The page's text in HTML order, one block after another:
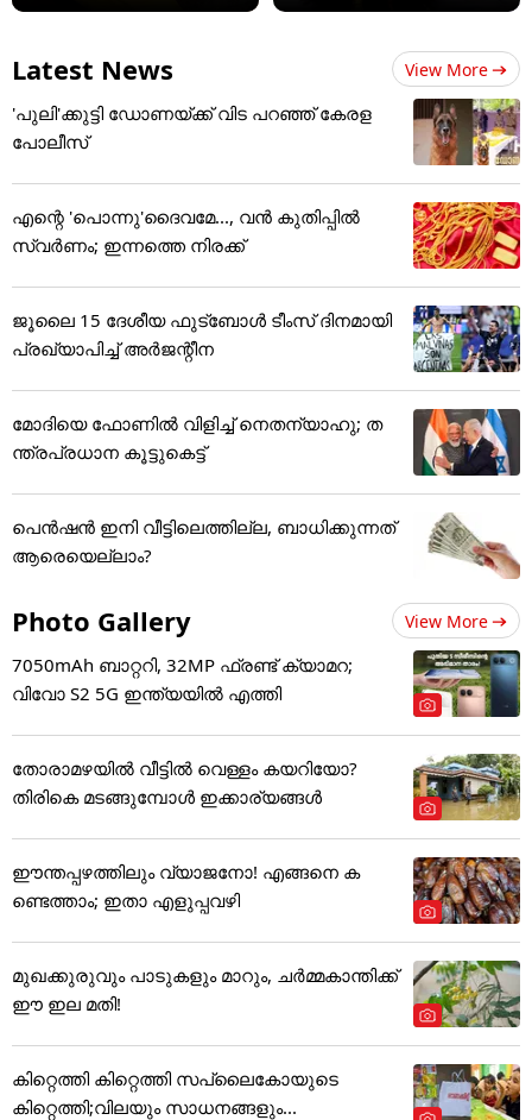
Latest News View More
'പുലി'ക്കുട്ടി ഡോണയ്ക്ക് വിട പറഞ്ഞ് കേരള
പോലീസ്
എന്റെ 'പൊന്നു'ദൈവമേ..., വൻ കുതിപ്പിൽ
സ്വർണം; ഇന്നത്തെ നിരക്ക്
ജൂ​ലൈ 15 ദേശീയ ഫുട്ബോൾ ടീംസ് ദിനമായി
പ്രഖ്യാപിച്ച് അ‌ർജന്റീന
മോദിയെ ഫോണിൽ വിളിച്ച് നെതന്യാഹു; ത
ന്ത്രപ്രധാന കൂട്ടുകെട്ട്
പെൻഷൻ ഇനി വീട്ടിലെത്തില്ല, ബാധിക്കുന്നത്
ആരെയെല്ലാം?
Photo Gallery View More
7050mAh ബാറ്ററി, 32MP ഫ്രണ്ട് ക്യാമറ;
വിവോ S2 5G ഇന്ത്യയിൽ എത്തി
തോരാമഴയിൽ വീട്ടിൽ വെള്ളം കയറിയോ?
തിരികെ മടങ്ങുമ്പോൾ ഇക്കാര്യങ്ങൾ
ഈന്തപ്പഴത്തിലും വ്യാജനോ! എങ്ങനെ ക
ണ്ടെത്താം; ഇതാ എളുപ്പവഴി
മുഖക്കുരുവും പാടുകളും മാറും, ചർമ്മകാന്തിക്ക്
ഈ ഇല മതി!
കിറ്റെത്തി കിറ്റെത്തി സപ്ലൈകോയുടെ
കിറ്റെത്തി;വിലയും സാധനങ്ങളും...